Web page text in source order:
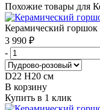
Похожие товары для
Керамический горшок
3 990 ₽
-
D22 H20 см
В корзину
Купить в 1 клик